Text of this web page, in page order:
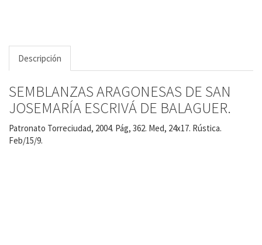
Descripción
SEMBLANZAS ARAGONESAS DE SAN
JOSEMARÍA ESCRIVÁ DE BALAGUER.
Patronato Torreciudad, 2004. Pág, 362. Med, 24x17. Rústica.
Feb/15/9.